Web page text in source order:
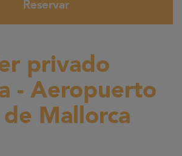
Reservar
privado
- Aeropuerto
de Mallorca